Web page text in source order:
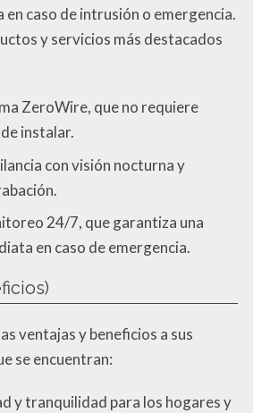
caso de intrusión o emergencia.
y servicios más destacados
ZeroWire, que no requiere
instalar.
con visión nocturna y
24/7, que garantiza una
en caso de emergencia.
ventajas y beneficios a sus
se encuentran:
y tranquilidad para los hogares y